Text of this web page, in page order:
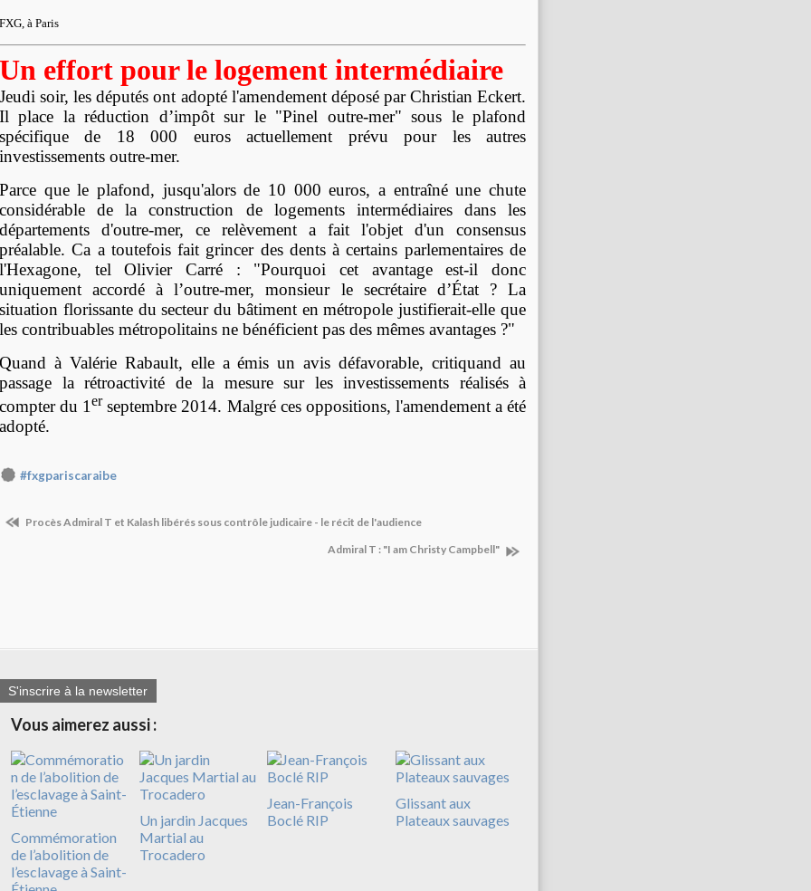
FXG, à Paris
Un effort pour le logement intermédiaire
Jeudi soir, les députés ont adopté l'amendement déposé par Christian Eckert.
Il place la réduction d’impôt sur le "Pinel outre-mer" sous le plafond
spécifique de 18 000 euros actuellement prévu pour les autres
investissements outre-mer.
Parce que le plafond, jusqu'alors de 10 000 euros, a entraîné une chute
considérable de la construction de logements intermédiaires dans les
départements d'outre-mer, ce relèvement a fait l'objet d'un consensus
préalable. Ca a toutefois fait grincer des dents à certains parlementaires de
l'Hexagone, tel Olivier Carré : "Pourquoi cet avantage est-il donc
uniquement accordé à l’outre-mer, monsieur le secrétaire d’État ? La
situation florissante du secteur du bâtiment en métropole justifierait-elle que
les contribuables métropolitains ne bénéficient pas des mêmes avantages ?"
Quand à Valérie Rabault, elle a émis un avis défavorable, critiquand au
passage la rétroactivité de la mesure sur les investissements réalisés à
compter du 1erseptembre 2014. Malgré ces oppositions, l'amendement a été
adopté.
#fxgpariscaraibe
Procès Admiral T et Kalash libérés sous contrôle judicaire - le récit de l'audience
Admiral T : "I am Christy Campbell"
S'inscrire à la newsletter
Vous aimerez aussi :
Commémoration
de l’abolition de
l’esclavage à Saint-
Un jardin Jacques
Martial au
Trocadero
Jean-François
Boclé RIP
Glissant aux
Plateaux sauvages